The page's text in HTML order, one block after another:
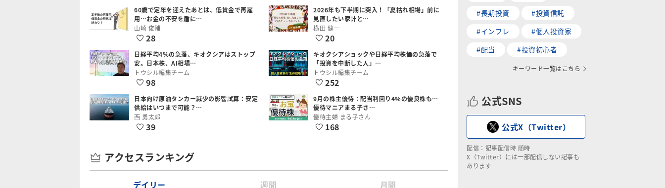
60歳で定年を迎えたあとは、低賃金で再雇
用…お金の不安を盾に…
山崎 俊輔
28
2026年も下半期に突入！「夏枯れ相場」前に
見直したい家計と…
横田 健一
20
日経平均4％の急落、キオクシアはストップ
安。日本株、AI相場…
トウシル編集チーム
98
キオクシアショックや日経平均株価の急落で
「投資を中断した人」…
トウシル編集チーム
252
日本向け原油タンカー減少の影響試算：安定
供給はいつまで可能？…
西 勇太郎
39
9月の株主優待：配当利回り4%の優良株も…
優待マニアまる子さ…
優待主婦 まる子さん
168
アクセスランキング
デイリー 週間 月間
#長期投資
#投資信託
#インフレ
#個人投資家
#配当
#投資初心者
キーワード一覧はこちら
公式SNS
公式X（Twitter）
配信：記事配信時 随時
X（Twitter）には一部配信しない記事も
あります